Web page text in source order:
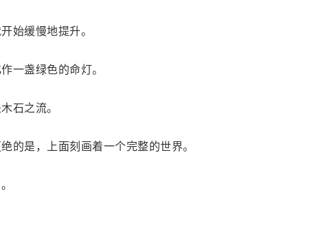
始缓慢地提升。
一盏绿色的命灯。
石之流。
的是，上面刻画着一个完整的世界。